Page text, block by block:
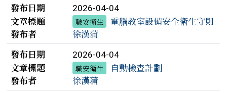
發布日期
2026-04-04
文章標題 職安衛生
電腦教室設備安全衛生守則
發布者
徐漢蒲
發布日期
2026-04-04
文章標題 職安衛生
自動檢查計劃
發布者
徐漢蒲